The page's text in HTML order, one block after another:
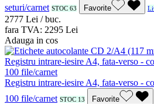
seturi/carnet STOC 63 Favorite
2777 Lei / buc.
fara TVA: 2295 Lei
Adauga in cos
Registru intrare-iesire A4, fata-verso -
100 file/carnet STOC 13 Favorite